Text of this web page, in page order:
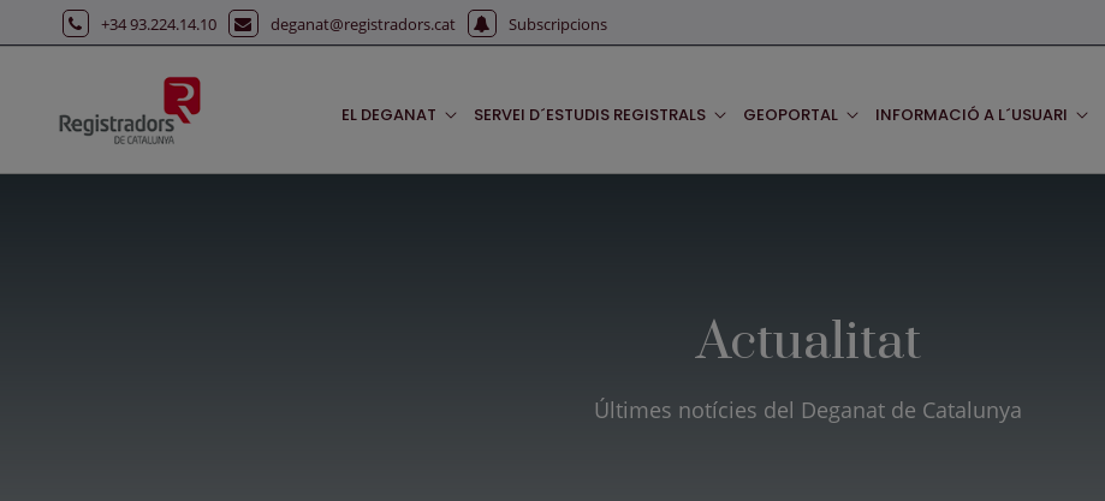
Salta al contingut principal
+34 93.224.14.10 deganat@registradors.cat Subscripcions
EL DEGANAT SERVEI D´ESTUDIS REGISTRALS GEOPORTAL INFORMACIÓ A L´USUARI
Actualitat
Últimes notícies del Deganat de Catalunya